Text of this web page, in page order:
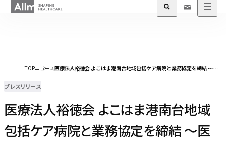
TOPニュース 医療法人裕徳会 よこはま港南台地域包括ケア病院と業務協定を締結 〜医療DXで看護師が“患者さんのために使える時間”を取り戻す〜
プレスリリース
医療法人裕徳会 よこはま港南台地域
包括ケア病院と業務協定を締結 〜医